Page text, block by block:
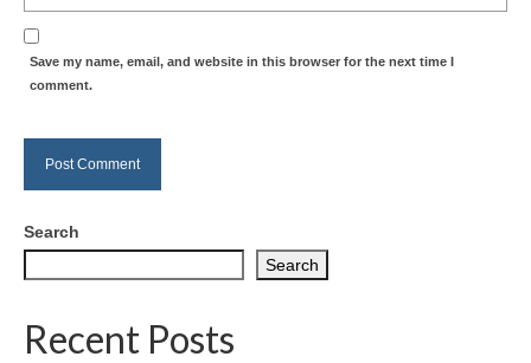
Save my name, email, and website in this browser for the next time I
comment.
Search
Search
Recent Posts